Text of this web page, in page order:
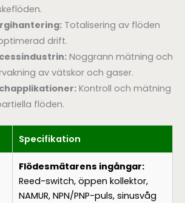
Totalisering av flöden
drift.
Noggrann mätning och
av vätskor och gaser.
Kontroll och mätning
flöden.
Specifikation
Flödesmätarens ingångar:
Reed-switch, öppen kollektor,
NAMUR, NPN/PNP-puls, sinusvåg